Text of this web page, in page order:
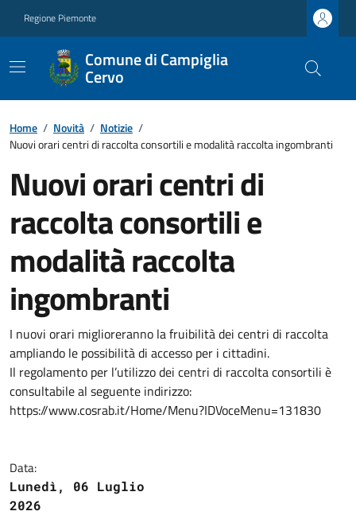
Regione Piemonte
Comune di Campiglia
Cervo
Home / Novità / Notizie /
Nuovi orari centri di raccolta consortili e modalità raccolta ingombranti
Nuovi orari centri di
raccolta consortili e
modalità raccolta
ingombranti
I nuovi orari miglioreranno la fruibilità dei centri di raccolta
ampliando le possibilità di accesso per i cittadini.
Il regolamento per l’utilizzo dei centri di raccolta consortili è
consultabile al seguente indirizzo:
https://www.cosrab.it/Home/Menu?IDVoceMenu=131830
Data:
Lunedì, 06 Luglio
2026